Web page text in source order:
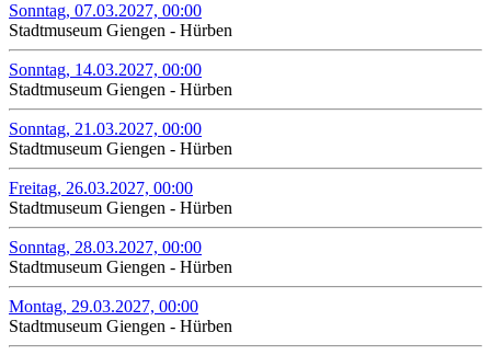
Sonntag, 07.03.2027, 00:00
Stadtmuseum Giengen - Hürben
Sonntag, 14.03.2027, 00:00
Stadtmuseum Giengen - Hürben
Sonntag, 21.03.2027, 00:00
Stadtmuseum Giengen - Hürben
Freitag, 26.03.2027, 00:00
Stadtmuseum Giengen - Hürben
Sonntag, 28.03.2027, 00:00
Stadtmuseum Giengen - Hürben
Montag, 29.03.2027, 00:00
Stadtmuseum Giengen - Hürben